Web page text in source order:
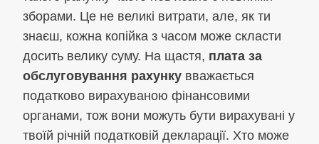
зборами. Це не великі витрати, але, як ти
знаєш, кожна копійка з часом може скласти
досить велику суму. На щастя, плата за
обслуговування рахунку вважається
податково вирахуваною фінансовими
органами, тож вони можуть бути вирахувані у
твоїй річній податковій декларації. Хто може